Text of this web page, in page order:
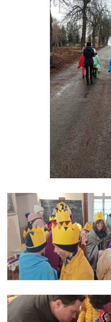
PASTORAČNÍ RADA
SPRAVOVANÉ FARNOSTI
HISTORIE FARNOSTÍ
POŘAD BOHOSLUŽEB
BOHOSLUŽBY A KALENDÁŘ
ŽIVOTOPISY SVATÝCH
DUCHOVNÍ SLOVO
ÚVAHA MĚSÍCE
INSPIRACE